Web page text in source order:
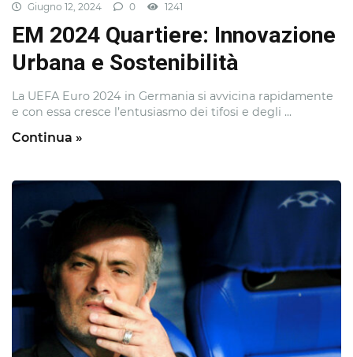
Giugno 12, 2024 0 1241
EM 2024 Quartiere: Innovazione
Urbana e Sostenibilità
La UEFA Euro 2024 in Germania si avvicina rapidamente
e con essa cresce l’entusiasmo dei tifosi e degli ...
Continua »